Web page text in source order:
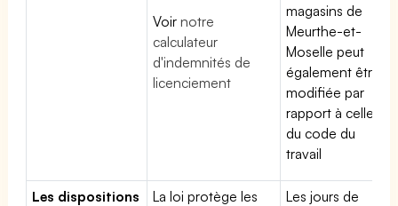
Voirnotre
calculateur
d'indemnités de
licenciement
magasins de
Meurthe-et-
Moselle peut
également être
modifiée par
rapport à celle
du code du
travail
Les dispositions
La loi protège les
Les jours de